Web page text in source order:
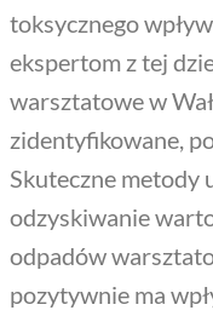
toksycznego
ekspertom z tej
warsztatowe w
zidentyfikowane,
Skuteczne metody
odzyskiwanie
odpadów
pozytywnie ma